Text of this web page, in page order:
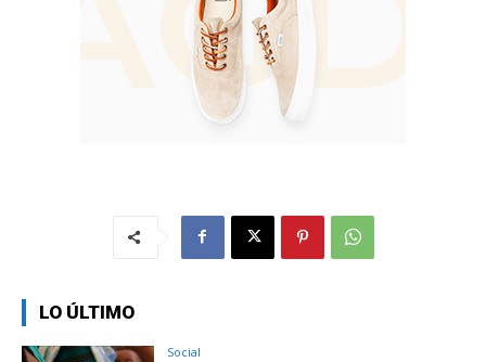
LO ÚLTIMO
Social